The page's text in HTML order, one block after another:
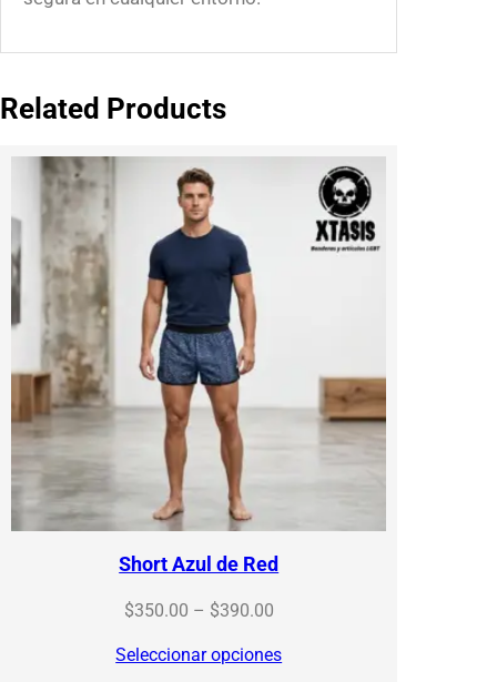
Related Products
Short Azul de Red
$350.00 – $390.00Price
$350.00
Seleccionar opciones